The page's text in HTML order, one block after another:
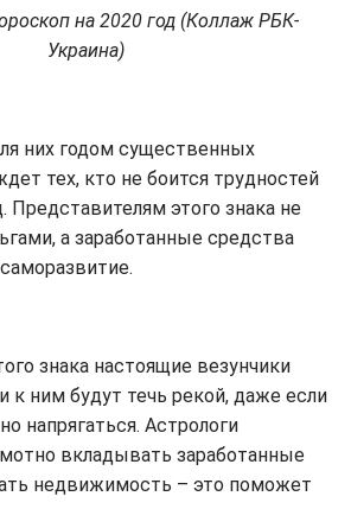
на 2020 год (Коллаж РБК-
Украина)
них годом существенных
тех, кто не боится трудностей
Представителям этого знака не
а заработанные средства
знака настоящие везунчики
к ним будут течь рекой, даже если
напрягаться. Астрологи
вкладывать заработанные
недвижимость – это поможет